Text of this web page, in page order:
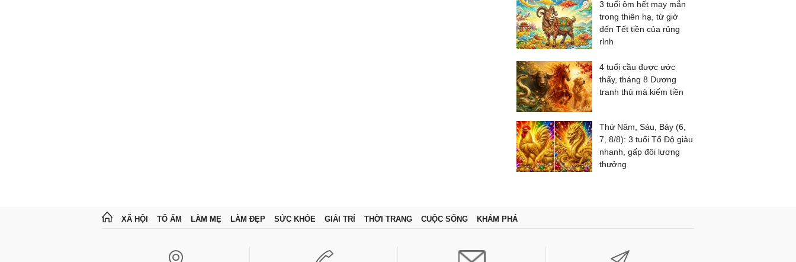
3 tuổi ôm hết may mắn
trong thiên hạ, từ giờ
đến Tết tiền của rủng
rỉnh
4 tuổi cầu được ước
thấy, tháng 8 Dương
tranh thủ mà kiếm tiền
Thứ Năm, Sáu, Bảy (6,
7, 8/8): 3 tuổi Tổ Độ giàu
nhanh, gấp đôi lương
thưởng
XÃ HỘI TỔ ẤM LÀM MẸ LÀM ĐẸP SỨC KHỎE GIẢI TRÍ THỜI TRANG CUỘC SỐNG KHÁM PHÁ